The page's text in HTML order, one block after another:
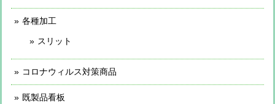
各種加工
スリット
コロナウィルス対策商品
既製品看板